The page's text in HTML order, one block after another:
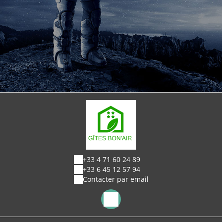
+33 4 71 60 24 89
+33 6 45 12 57 94
Contacter par email